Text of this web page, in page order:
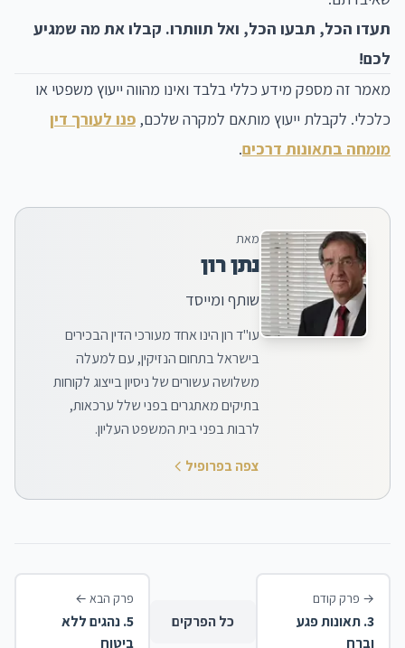
תעדו הכל, תבעו הכל, ואל תוותרו. קבלו את מה שמגיע
לכם!
מאמר זה מספק מידע כללי בלבד ואינו מהווה ייעוץ משפטי או
כלכלי. לקבלת ייעוץ מותאם למקרה שלכם, פנו לעורך דין
מומחה בתאונות דרכים.
מאת
נתן רון
שותף ומייסד
עו"ד רון הינו אחד מעורכי הדין הבכירים
בישראל בתחום הנזיקין, עם למעלה
משלושה עשורים של ניסיון בייצוג לקוחות
בתיקים מאתגרים בפני שלל ערכאות,
לרבות בפני בית המשפט העליון.
צפה בפרופיל
→ פרק קודם
3
.תאונות פגע
וברח
כל הפרקים
פרק הבא ←
5
.נהגים ללא
ביטוח